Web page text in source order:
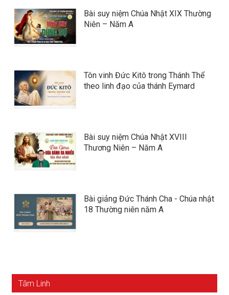
Bài suy niệm Chúa Nhật XIX Thường
Niên – Năm A
Tôn vinh Đức Kitô trong Thánh Thể
theo linh đạo của thánh Eymard
Bài suy niệm Chúa Nhật XVIII
Thương Niên – Năm A
Bài giảng Đức Thánh Cha - Chúa nhật
18 Thường niên năm A
Tâm Linh